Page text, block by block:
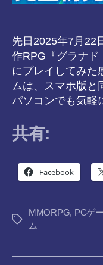
先日2025年7月22
作RPG『グラナ
にプレイしてみた
ムは、スマホ版と
パソコンでも気
共有:
Facebook
タ
MMORPG, PCゲ
ム